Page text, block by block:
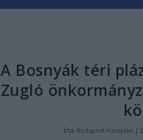
A Bosnyák téri
Zugló
Írta: Budapest Környéke |